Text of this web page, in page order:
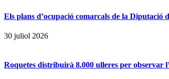
Els plans d’ocupació comarcals de la
30 juliol 2026
Roquetes distribuirà 8.000 ulleres per observar